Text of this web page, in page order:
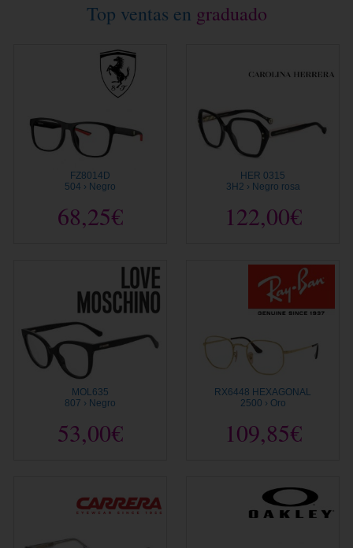
Top ventas en graduado
FZ8014D
504 › Negro
68,25€
HER 0315
3H2 › Negro rosa
122,00€
MOL635
807 › Negro
53,00€
RX6448 HEXAGONAL
2500 › Oro
109,85€